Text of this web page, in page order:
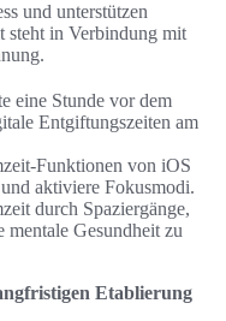
und unterstützen
steht in Verbindung mit
eine Stunde vor dem
Entgiftungszeiten am
Funktionen von iOS
aktiviere Fokusmodi.
durch Spaziergänge,
Gesundheit zu
Etablierung